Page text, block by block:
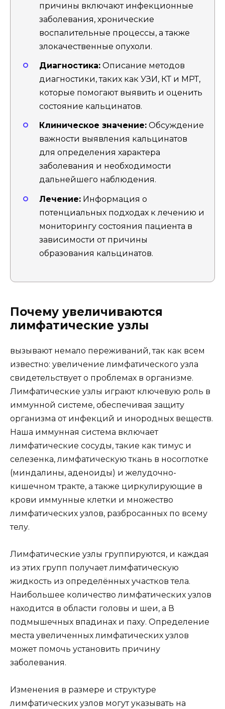
причины включают инфекционные
заболевания, хронические
воспалительные процессы, а также
злокачественные опухоли.
Диагностика: Описание методов
диагностики, таких как УЗИ, КТ и МРТ,
которые помогают выявить и оценить
состояние кальцинатов.
Клиническое значение: Обсуждение
важности выявления кальцинатов
для определения характера
заболевания и необходимости
дальнейшего наблюдения.
Лечение: Информация о
потенциальных подходах к лечению и
мониторингу состояния пациента в
зависимости от причины
образования кальцинатов.
Почему увеличиваются
лимфатические узлы
вызывают немало переживаний, так как всем
известно: увеличение лимфатического узла
свидетельствует о проблемах в организме.
Лимфатические узлы играют ключевую роль в
иммунной системе, обеспечивая защиту
организма от инфекций и инородных веществ.
Наша иммунная система включает
лимфатические сосуды, такие как тимус и
селезенка, лимфатическую ткань в носоглотке
(миндалины, аденоиды) и желудочно-
кишечном тракте, а также циркулирующие в
крови иммунные клетки и множество
лимфатических узлов, разбросанных по всему
телу.
Лимфатические узлы группируются, и каждая
из этих групп получает лимфатическую
жидкость из определённых участков тела.
Наибольшее количество лимфатических узлов
находится в области головы и шеи, а В
подмышечных впадинах и паху. Определение
места увеличенных лимфатических узлов
может помочь установить причину
заболевания.
Изменения в размере и структуре
лимфатических узлов могут указывать на